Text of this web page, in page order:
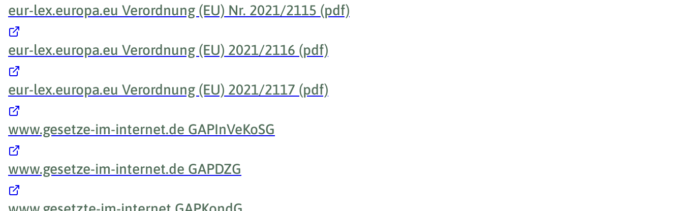
eur-lex.europa.eu Verordnung (EU) Nr. 2021/2115 (pdf)
eur-lex.europa.eu Verordnung (EU) 2021/2116 (pdf)
eur-lex.europa.eu Verordnung (EU) 2021/2117 (pdf)
www.gesetze-im-internet.de GAPInVeKoSG
www.gesetze-im-internet.de GAPDZG